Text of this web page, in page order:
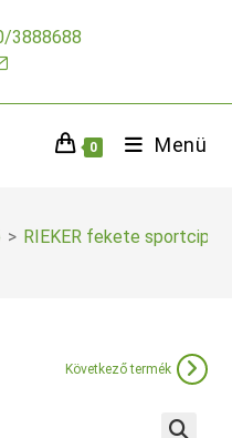
3888688
0 Menü
> RIEKER fekete sportcipő
Következő termék